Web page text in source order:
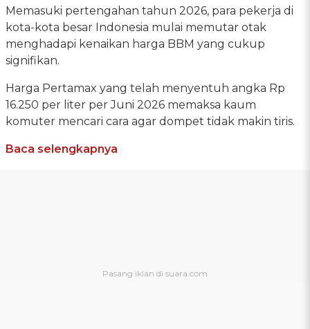
Memasuki pertengahan tahun 2026, para pekerja di
kota-kota besar Indonesia mulai memutar otak
menghadapi kenaikan harga BBM yang cukup
signifikan.
Harga Pertamax yang telah menyentuh angka Rp
16.250 per liter per Juni 2026 memaksa kaum
komuter mencari cara agar dompet tidak makin tiris.
Baca selengkapnya